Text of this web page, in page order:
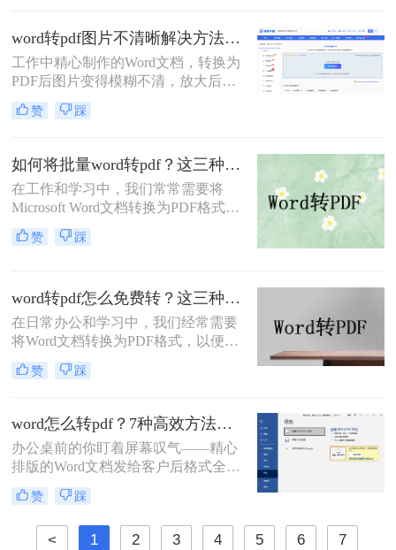
转！那么word转pdf后格式乱了怎么办
呢？本文直击痛点，提供可立即执行
的修复方案，助您10分钟内恢复完美
排版！
word转pdf图片不清晰解决方法：5种高清转换方法（2026实测指南）
工作中精心制作的Word文档，转换为
PDF后图片变得模糊不清，放大后出
现马赛克、细节丢失……这些"清晰
度灾难"不仅影响专业形象，更可能
忍受模糊图片！本文直击痛点，提供
可立即执行的word转pdf图片不清晰解
决方法，助您10分钟内获得印刷级清
晰度！
赞 踩
如何将批量word转pdf？这三种方法都可以实现批量转换
在工作和学习中，我们常常需要将
Microsoft Word文档转换为PDF格式，
以确保文档的布局和格式在任何设备
上都能保持一致。手动逐个转换多个
向您介绍几种批量将Word文档转换为
PDF的有效方法，帮助您节省时间，
提高工作效率。
赞 踩
word转pdf怎么免费转？这三种方法很好用！
在日常办公和学习中，我们经常需要
将Word文档转换为PDF格式，以便在
不同设备和平台上保持一致的排版和
可读性。虽然市面上有很多专业的
寻找免费的方法来实现Word转PDF。
那么word转pdf怎么免费转呢？下面，
我们将介绍几种免费转换Word为PDF
的方法。
赞 踩
word怎么转pdf？7种高效方法详解！
办公桌前的你盯着屏幕叹气——精心
排版的Word文档发给客户后格式全
乱。此时才明白，PDF才是文档世界
的“通用语言”。那么word怎么转pdf
呢？本文将全面解析7种word转pdf的
高效方法，涵盖日常办公到批量处理
赞 踩
< 1 2 3 4 5 6 7